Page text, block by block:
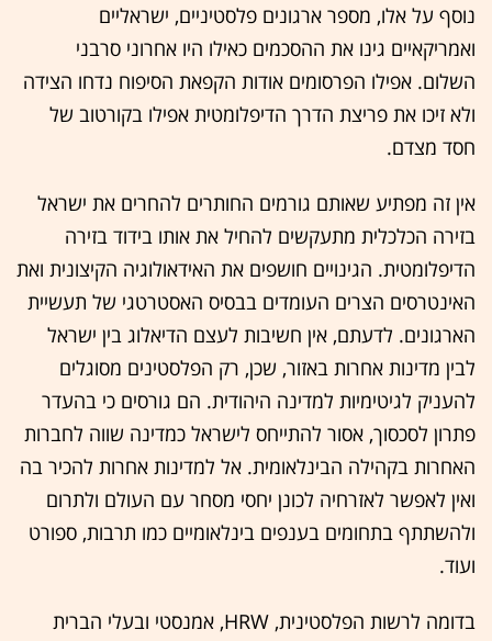
נוסף על אלו, מספר ארגונים פלסטיניים, ישראליים
ואמריקאיים גינו את ההסכמים כאילו היו אחרוני סרבני
השלום. אפילו הפרסומים אודות הקפאת הסיפוח נדחו הצידה
ולא זיכו את פריצת הדרך הדיפלומטית אפילו בקורטוב של
חסד מצדם.
אין זה מפתיע שאותם גורמים החותרים להחרים את ישראל
בזירה הכלכלית מתעקשים להחיל את אותו בידוד בזירה
הדיפלומטית. הגינויים חושפים את האידאולוגיה הקיצונית ואת
האינטרסים הצרים העומדים בבסיס האסטרטגי של תעשיית
הארגונים. לדעתם, אין חשיבות לעצם הדיאלוג בין ישראל
לבין מדינות אחרות באזור, שכן, רק הפלסטינים מסוגלים
להעניק לגיטימיות למדינה היהודית. הם גורסים כי בהעדר
פתרון לסכסוך, אסור להתייחס לישראל כמדינה שווה לחברות
האחרות בקהילה הבינלאומית. אל למדינות אחרות להכיר בה
ואין לאפשר לאזרחיה לכונן יחסי מסחר עם העולם ולתרום
ולהשתתף בתחומים בענפים בינלאומיים כמו תרבות, ספורט
ועוד.
בדומה לרשות הפלסטינית, HRW, אמנסטי ובעלי הברית